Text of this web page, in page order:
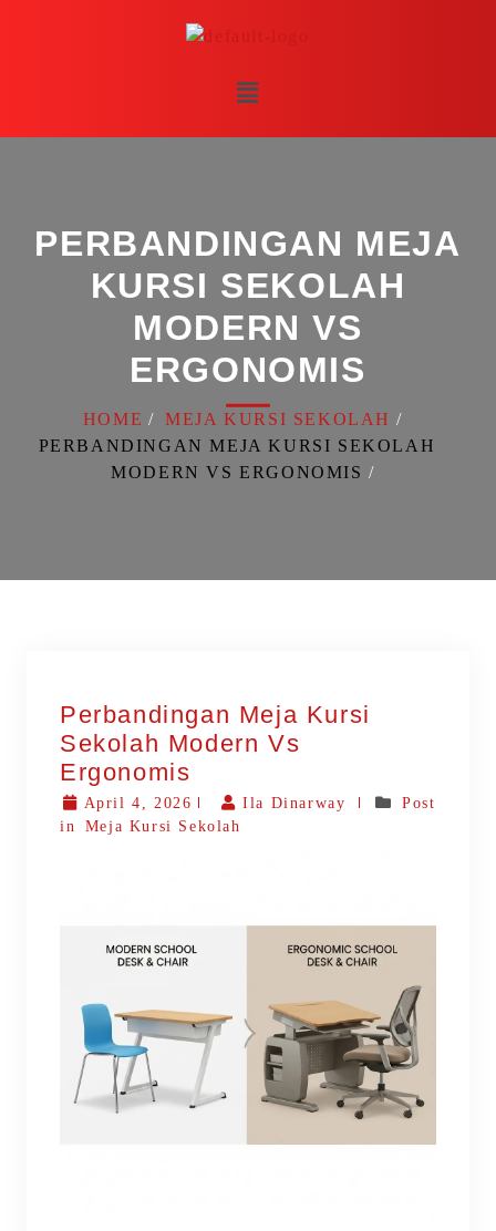
PERBANDINGAN MEJA
KURSI SEKOLAH
MODERN VS
ERGONOMIS
HOME
MEJA KURSI SEKOLAH
PERBANDINGAN MEJA KURSI SEKOLAH
MODERN VS ERGONOMIS
Perbandingan Meja Kursi
Sekolah Modern Vs
Ergonomis
April 4, 2026 Ila Dinarway
Post
in
Meja Kursi Sekolah